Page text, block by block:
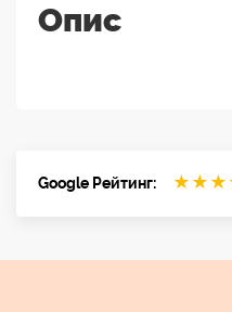
Опис
Google Рейтинг: ★ ★ ★